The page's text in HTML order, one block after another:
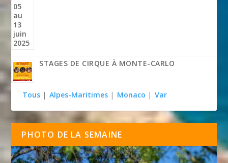
STAGES DE CIRQUE À MONTE-CARLO
Tous | Alpes-Maritimes | Monaco | Var
PHOTO DE LA SEMAINE